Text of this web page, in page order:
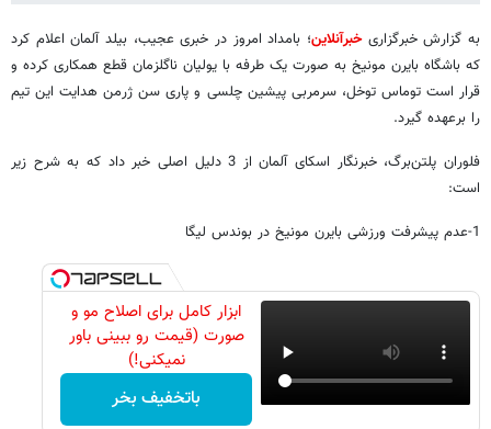
به گزارش خبرگزاریخبرآنلاین؛ بامداد امروز در خبری عجیب، بیلد آلمان اعلام کرد
که باشگاه بایرن مونیخ به صورت یک طرفه با یولیان ناگلزمان قطع همکاری کرده و
قرار است توماس توخل، سرمربی پیشین چلسی و پاری سن ژرمن هدایت این تیم
را برعهده گیرد.
فلوران پلتن‌برگ، خبرنگار اسکای آلمان از 3 دلیل اصلی خبر داد که به شرح زیر
است:
1-عدم پیشرفت ورزشی بایرن مونیخ در بوندس لیگا
ابزار کامل برای اصلاح مو و
صورت (قیمت رو ببینی باور
نمیکنی!)
باتخفیف بخر